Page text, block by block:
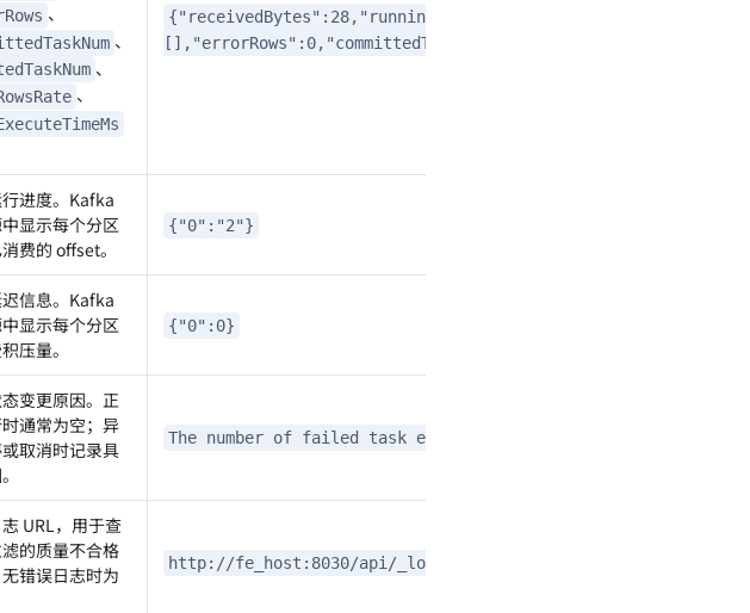
、
、
、
、
{"receivedBytes":28,"runningTxns":
进度。Kafka
显示每个分区
费的 offset。
{"0":"2"}
信息。Kafka
显示每个分区
压量。
{"0":0}
变更原因。正
通常为空；异
取消时记录具
The number of failed task exceeded max_error_number
URL，用于查
的质量不合格
错误日志时为
http://fe_host:8030/api/_load_error_log?file=error.log